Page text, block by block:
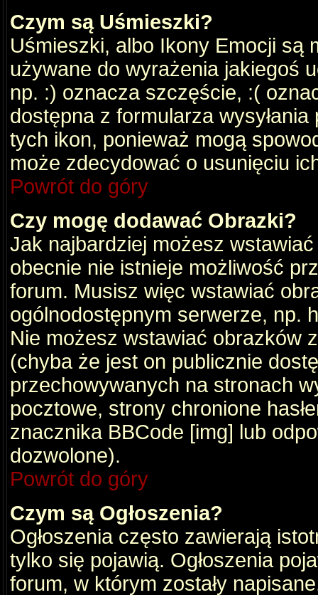
Czym są Uśmieszki?
Uśmieszki, albo Ikony Emocji są
używane do wyrażenia jakiegoś
np. :) oznacza szczęście, :(
dostępna z formularza
tych ikon, ponieważ mogą
może zdecydować o usunięciu
Powrót do góry
Czy mogę dodawać Obrazki?
Jak najbardziej możesz
obecnie nie istnieje możliwość
forum. Musisz więc wstawiać
ogólnodostępnym serwerze, np.
Nie możesz wstawiać obrazków
(chyba że jest on publicznie
przechowywanych na stronach
pocztowe, strony chronione
znacznika BBCode [img] lub
dozwolone).
Powrót do góry
Czym są Ogłoszenia?
Ogłoszenia często zawierają
tylko się pojawią. Ogłoszenia
forum, w którym zostały